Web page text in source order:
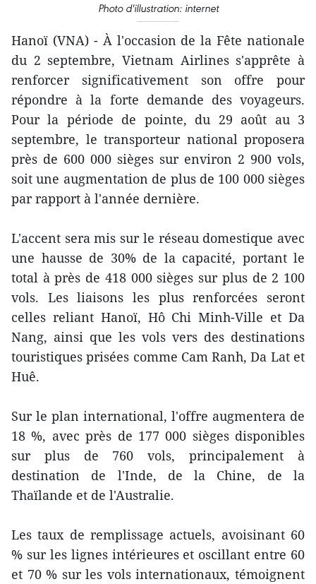
Photo d'illustration: internet
Hanoï (VNA) - À l'occasion de la Fête nationale
du 2 septembre, Vietnam Airlines s'apprête à
renforcer significativement son offre pour
répondre à la forte demande des voyageurs.
Pour la période de pointe, du 29 août au 3
septembre, le transporteur national proposera
près de 600 000 sièges sur environ 2 900 vols,
soit une augmentation de plus de 100 000 sièges
par rapport à l'année dernière.
L'accent sera mis sur le réseau domestique avec
une hausse de 30% de la capacité, portant le
total à près de 418 000 sièges sur plus de 2 100
vols. Les liaisons les plus renforcées seront
celles reliant Hanoï, Hô Chi Minh-Ville et Da
Nang, ainsi que les vols vers des destinations
touristiques prisées comme Cam Ranh, Da Lat et
Huê.
Sur le plan international, l'offre augmentera de
18 %, avec près de 177 000 sièges disponibles
sur plus de 760 vols, principalement à
destination de l'Inde, de la Chine, de la
Thaïlande et de l'Australie.
Les taux de remplissage actuels, avoisinant 60
% sur les lignes intérieures et oscillant entre 60
et 70 % sur les vols internationaux, témoignent